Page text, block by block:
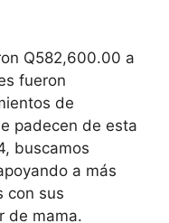
Q582,600.00 a
fueron
de
padecen de esta
buscamos
a más
con sus
de mama.